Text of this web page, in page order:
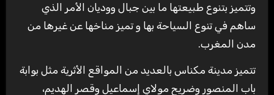
وتتميز بتنوع طبيعتها ما بين جبال ووديان الأمر الذي
ساهم في تنوع السياحة بها و تميز مناخها عن غيرها من
مدن المغرب.
تتميز مدينة مكناس بالعديد من المواقع الأثرية مثل بوابة
باب المنصور وضريح مولاي إسماعيل وقصر الهديم،